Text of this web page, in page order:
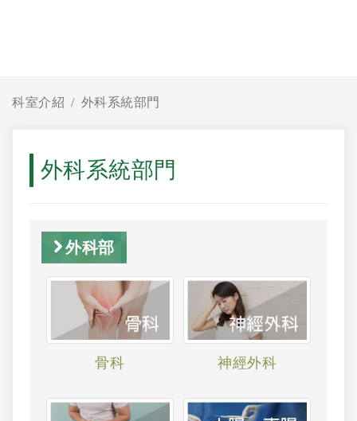
科室介紹 外科系統部門
外科系統部門
外科部
骨科 神經外科